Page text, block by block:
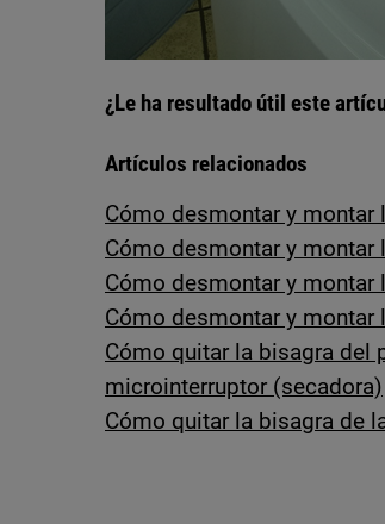
¿Le ha resultado útil este
Artículos relacionados
Cómo desmontar y montar
Cómo desmontar y montar
Cómo desmontar y montar
Cómo desmontar y montar
Cómo quitar la bisagra del
microinterruptor (secadora)
Cómo quitar la bisagra de